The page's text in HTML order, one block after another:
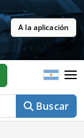
A la aplicación
Buscar